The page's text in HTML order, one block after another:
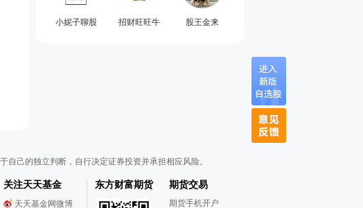
小妮子聊股 招财旺旺牛 股王金来
己的独立判断，自行决定证券投资并承担相应风险。
关注天天基金
天天基金网微博
东方财富期货 期货交易
期货手机开户